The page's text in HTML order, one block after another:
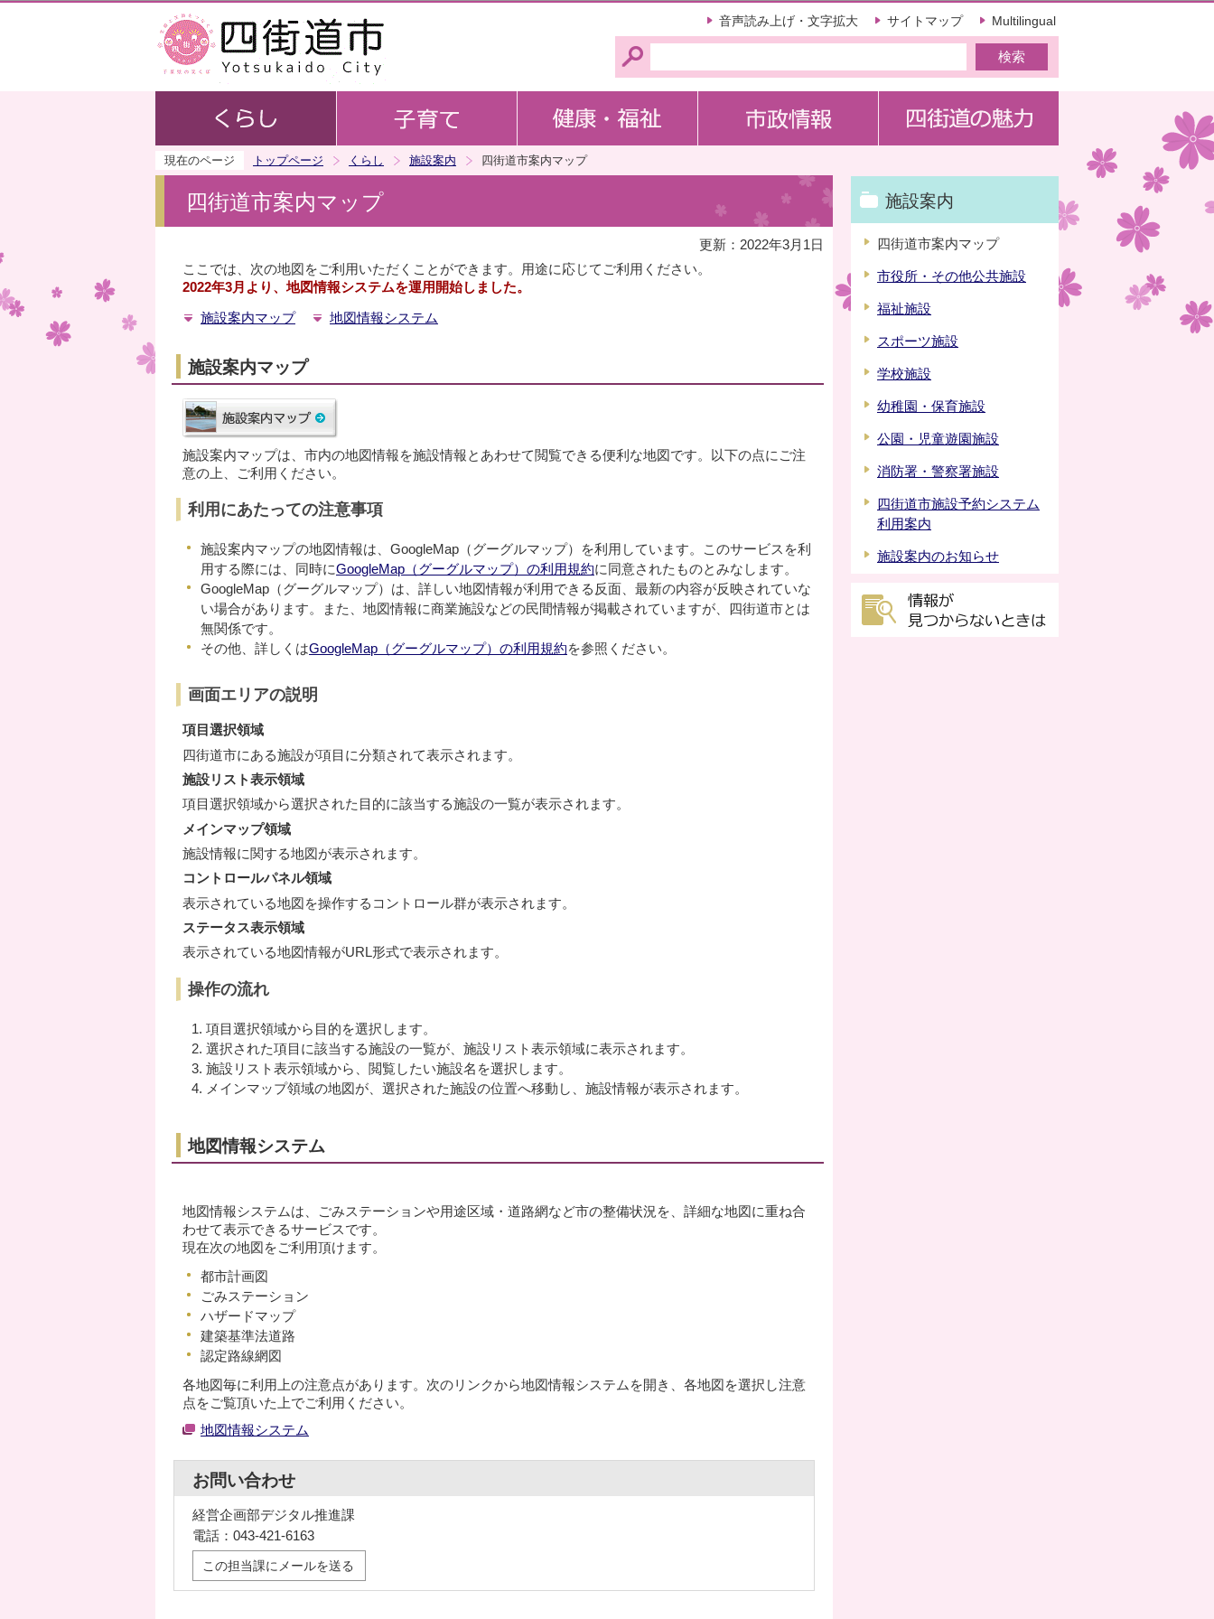
音声読み上げ・文字拡大 サイトマップ Multilingual
現在のページ トップページ くらし 施設案内 四街道市案内マップ
四街道市案内マップ
更新：2022年3月1日
ここでは、次の地図をご利用いただくことができます。用途に応じてご利用ください。
2022年3月より、地図情報システムを運用開始しました。
施設案内マップ 地図情報システム
施設案内マップ
施設案内マップは、市内の地図情報を施設情報とあわせて閲覧できる便利な地図です。以下の点にご注
意の上、ご利用ください。
利用にあたっての注意事項
施設案内マップの地図情報は、GoogleMap（グーグルマップ）を利用しています。このサービスを利
用する際には、同時にGoogleMap（グーグルマップ）の利用規約に同意されたものとみなします。
GoogleMap（グーグルマップ）は、詳しい地図情報が利用できる反面、最新の内容が反映されていな
い場合があります。また、地図情報に商業施設などの民間情報が掲載されていますが、四街道市とは
無関係です。
その他、詳しくはGoogleMap（グーグルマップ）の利用規約を参照ください。
画面エリアの説明
項目選択領域
四街道市にある施設が項目に分類されて表示されます。
施設リスト表示領域
項目選択領域から選択された目的に該当する施設の一覧が表示されます。
メインマップ領域
施設情報に関する地図が表示されます。
コントロールパネル領域
表示されている地図を操作するコントロール群が表示されます。
ステータス表示領域
表示されている地図情報がURL形式で表示されます。
操作の流れ
項目選択領域から目的を選択します。
選択された項目に該当する施設の一覧が、施設リスト表示領域に表示されます。
施設リスト表示領域から、閲覧したい施設名を選択します。
メインマップ領域の地図が、選択された施設の位置へ移動し、施設情報が表示されます。
地図情報システム
地図情報システムは、ごみステーションや用途区域・道路網など市の整備状況を、詳細な地図に重ね合
わせて表示できるサービスです。
現在次の地図をご利用頂けます。
都市計画図
ごみステーション
ハザードマップ
建築基準法道路
認定路線網図
各地図毎に利用上の注意点があります。次のリンクから地図情報システムを開き、各地図を選択し注意
点をご覧頂いた上でご利用ください。
地図情報システム
お問い合わせ
経営企画部デジタル推進課
電話：043-421-6163
この担当課にメールを送る
施設案内
四街道市案内マップ
市役所・その他公共施設
福祉施設
スポーツ施設
学校施設
幼稚園・保育施設
公園・児童遊園施設
消防署・警察署施設
四街道市施設予約システム
利用案内
施設案内のお知らせ